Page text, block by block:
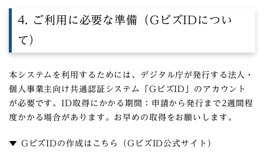
4. ご利用に必要な準備（GビズIDについ
て）
本システムを利用するためには、デジタル庁が発行する法人・
個人事業主向け共通認証システム「GビズID」のアカウント
が必要です。ID取得にかかる期間：申請から発行まで2週間程
度かかる場合があります。お早めの取得をお願いします。
▼ GビズIDの作成はこちら（GビズID公式サイト）